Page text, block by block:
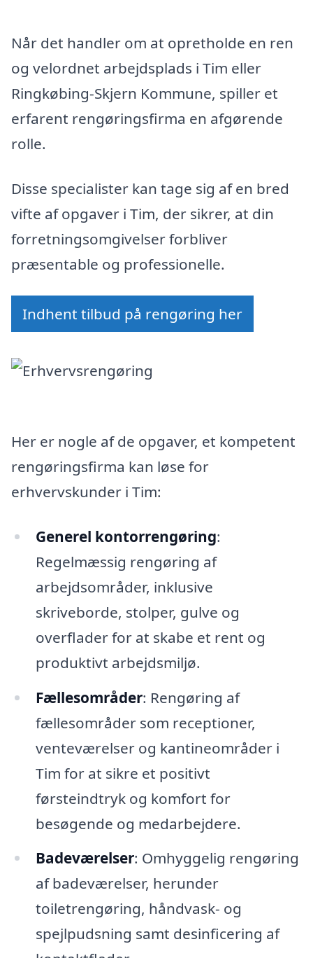
Når det handler om at opretholde en ren
og velordnet arbejdsplads i Tim eller
Ringkøbing-Skjern Kommune, spiller et
erfarent rengøringsfirma en afgørende
rolle.
Disse specialister kan tage sig af en bred
vifte af opgaver i Tim, der sikrer, at din
forretningsomgivelser forbliver
præsentable og professionelle.
Indhent tilbud på rengøring her
Her er nogle af de opgaver, et kompetent
rengøringsfirma kan løse for
erhvervskunder i Tim:
Generel kontorrengøring:
Regelmæssig rengøring af
arbejdsområder, inklusive
skriveborde, stolper, gulve og
overflader for at skabe et rent og
produktivt arbejdsmiljø.
Fællesområder: Rengøring af
fællesområder som receptioner,
venteværelser og kantineområder i
Tim for at sikre et positivt
førsteindtryk og komfort for
besøgende og medarbejdere.
Badeværelser: Omhyggelig rengøring
af badeværelser, herunder
toiletrengøring, håndvask- og
spejlpudsning samt desinficering af